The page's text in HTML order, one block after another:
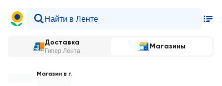
Доставка
Гипер Лента
Магазины
Магазин в г.